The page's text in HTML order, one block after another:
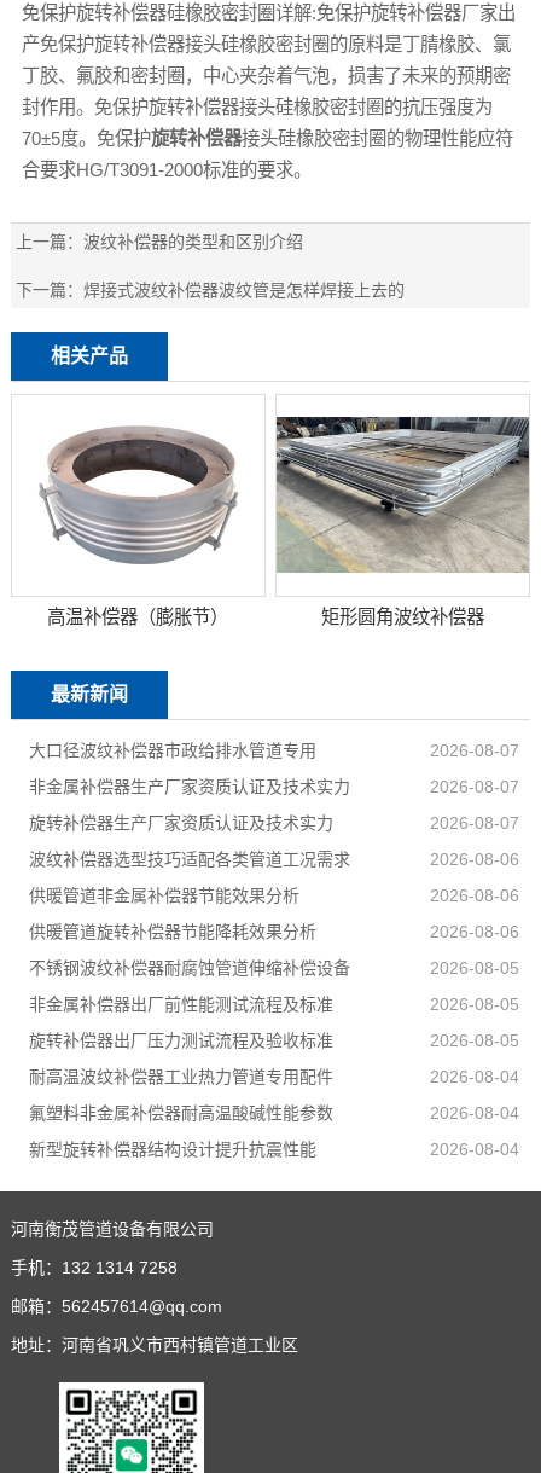
免保护旋转补偿器硅橡胶密封圈详解:免保护旋转补偿器厂家出
产免保护旋转补偿器接头硅橡胶密封圈的原料是丁腈橡胶、氯
丁胶、氟胶和密封圈，中心夹杂着气泡，损害了未来的预期密
封作用。免保护旋转补偿器接头硅橡胶密封圈的抗压强度为
70±5度。免保护旋转补偿器接头硅橡胶密封圈的物理性能应符
合要求HG/T3091-2000标准的要求。
上一篇：波纹补偿器的类型和区别介绍
下一篇：焊接式波纹补偿器波纹管是怎样焊接上去的
相关产品
高温补偿器（膨胀节） 矩形圆角波纹补偿器
最新新闻
大口径波纹补偿器市政给排水管道专用
2026-08-07
非金属补偿器生产厂家资质认证及技术实力
2026-08-07
旋转补偿器生产厂家资质认证及技术实力
2026-08-07
波纹补偿器选型技巧适配各类管道工况需求
2026-08-06
供暖管道非金属补偿器节能效果分析
2026-08-06
供暖管道旋转补偿器节能降耗效果分析
2026-08-06
不锈钢波纹补偿器耐腐蚀管道伸缩补偿设备
2026-08-05
非金属补偿器出厂前性能测试流程及标准
2026-08-05
旋转补偿器出厂压力测试流程及验收标准
2026-08-05
耐高温波纹补偿器工业热力管道专用配件
2026-08-04
氟塑料非金属补偿器耐高温酸碱性能参数
2026-08-04
新型旋转补偿器结构设计提升抗震性能
2026-08-04
河南衡茂管道设备有限公司
手机： 132 1314 7258
邮箱： 562457614@qq.com
地址：河南省巩义市西村镇管道工业区